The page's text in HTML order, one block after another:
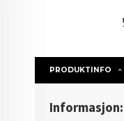
PRODUKTINFO
Informasjon: